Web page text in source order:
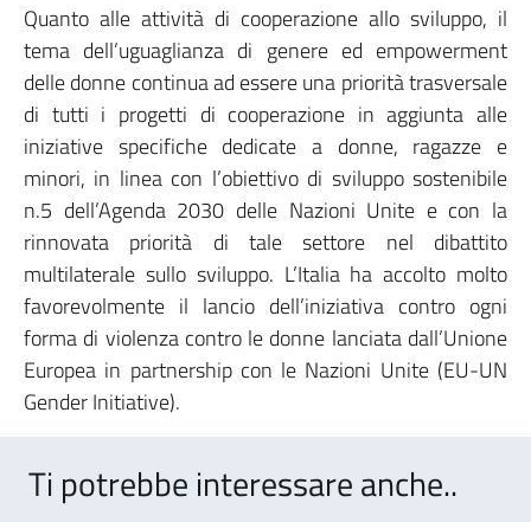
Quanto alle attività di cooperazione allo sviluppo, il
tema dell’uguaglianza di genere ed empowerment
delle donne continua ad essere una priorità trasversale
di tutti i progetti di cooperazione in aggiunta alle
iniziative specifiche dedicate a donne, ragazze e
minori, in linea con l’obiettivo di sviluppo sostenibile
n.5 dell’Agenda 2030 delle Nazioni Unite e con la
rinnovata priorità di tale settore nel dibattito
multilaterale sullo sviluppo. L’Italia ha accolto molto
favorevolmente il lancio dell’iniziativa contro ogni
forma di violenza contro le donne lanciata dall’Unione
Europea in partnership con le Nazioni Unite (EU-UN
Gender Initiative).
Ti potrebbe interessare anche..